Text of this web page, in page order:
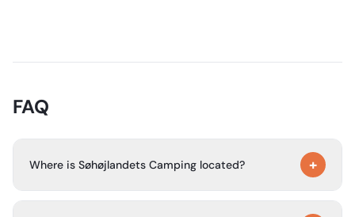
FAQ
Where is Søhøjlandets Camping located? +